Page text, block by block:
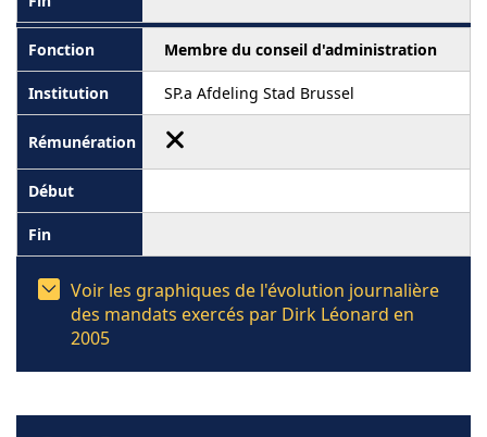
Membre du conseil d'administration
SP.a Afdeling Stad Brussel
Voir les graphiques de l'évolution journalière
des mandats exercés par Dirk Léonard en
2005